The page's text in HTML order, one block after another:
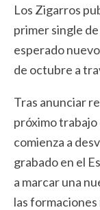
Los Zigarros
primer single
esperado
de octubre a
Tras anunciar
próximo trabajo
comienza a
grabado en el
a marcar una
las